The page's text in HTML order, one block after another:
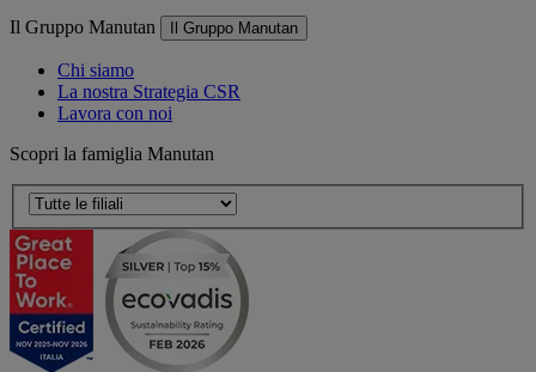
Il Gruppo Manutan Il Gruppo Manutan
Chi siamo
La nostra Strategia CSR
Lavora con noi
Scopri la famiglia Manutan